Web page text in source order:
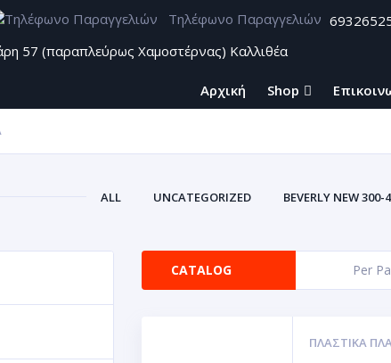
Τηλέφωνο Παραγγελιών
57 (παραπλεύρως Χαμοστέρνας) Καλλιθέα
Αρχική Shop
ALL UNCATEGORIZED BEVERLY NEW 300-
ΑΥΤΟΚΌΛΛΗΤΕΣ ΕΤΙΚΈΤΕΣ ΤΑΙΝΊΕΣ ΓΙΑ ΖΆΝΤΕΣ
CATALOG Per
ΠΛΑΣΤΙΚΆ